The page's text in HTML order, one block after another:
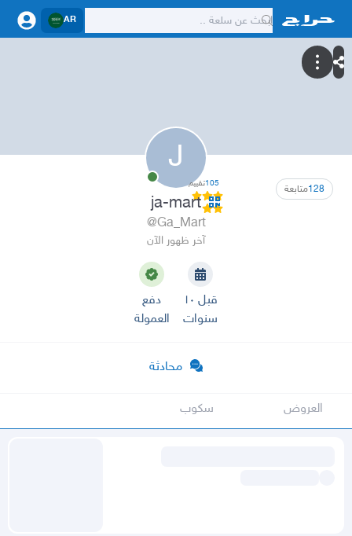
AR
J
128متابعة 105تقييم
ja-mart
@Ga_Mart
آخر ظهور الآن
قبل ١٠
سنوات
دفع
العمولة
محادثة
العروض سكوب